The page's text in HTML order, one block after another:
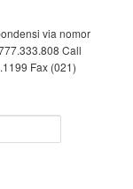
via nomor
Call
Fax (021)